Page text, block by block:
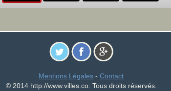
Mentions Légales - Contact
© 2014 http://www.villes.co. Tous droits réservés.